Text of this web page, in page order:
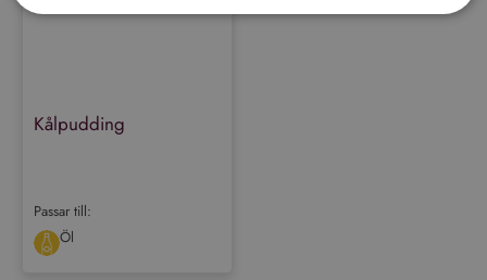
Kålpudding
Passar till:
Öl
webbplatsen, t.ex. analytiska kakor. Dessa cookies kan inte användas för
att direkt identifiera en viss besökare.
_ga_VG1CWVH2Y3